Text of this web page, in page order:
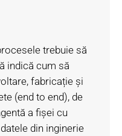
trebuie să
indică cum să
fabricație și
(end to end), de
a fișei cu
din inginerie